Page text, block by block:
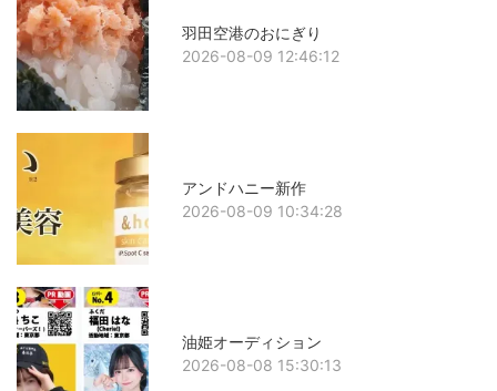
羽田空港のおにぎり
2026-08-09 12:46:12
アンドハニー新作
2026-08-09 10:34:28
油姫オーディション
2026-08-08 15:30:13